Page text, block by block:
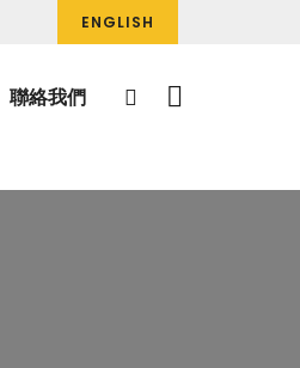
ENGLISH
聯絡我們